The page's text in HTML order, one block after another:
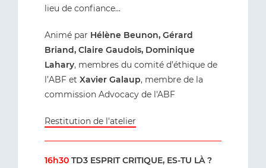
lieu de confiance...
Animé par Hélène Beunon, Gérard
Briand, Claire Gaudois, Dominique
Lahary, membres du comité d’éthique de
l’ABF et Xavier Galaup, membre de la
commission Advocacy de l'ABF
Restitution de l'atelier
16h30 TD3 ESPRIT CRITIQUE, ES-TU LÀ ?